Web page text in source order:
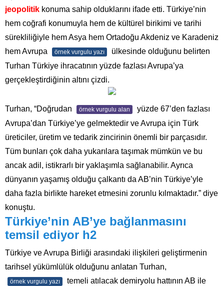
jeopolitik konuma sahip olduklarını ifade etti. Türkiye’nin
hem coğrafi konumuyla hem de kültürel birikimi ve tarihi
sürekliliğiyle hem Asya hem Ortadoğu Akdeniz ve Karadeniz
hem Avrupa
örnek vurgulu yazı
ülkesinde olduğunu belirten
Turhan Türkiye ihracatının yüzde fazlası Avrupa’ya
gerçekleştirdiğinin altını çizdi.
Turhan, “Doğrudan örnek vurgulu alan
yüzde 67’den fazlası
Avrupa’dan Türkiye’ye gelmektedir ve Avrupa için Türk
üreticiler, üretim ve tedarik zincirinin önemli bir parçasıdır.
Tüm bunları çok daha yukarılara taşımak mümkün ve bu
ancak adil, istikrarlı bir yaklaşımla sağlanabilir. Ayrıca
dünyanın yaşamış olduğu çalkantı da AB’nin Türkiye’yle
daha fazla birlikte hareket etmesini zorunlu kılmaktadır.” diye
konuştu.
Türkiye’nin AB’ye bağlanmasını
temsil ediyor h2
Türkiye ve Avrupa Birliği arasındaki ilişkileri geliştirmenin
tarihsel yükümlülük olduğunu anlatan Turhan,
örnek vurgulu yazı
temeli atılacak demiryolu hattının AB ile